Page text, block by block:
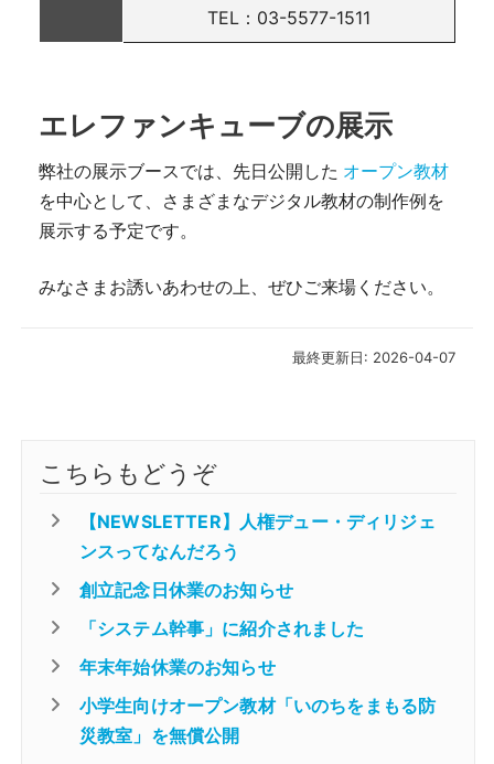
TEL：03-5577-1511
エレファンキューブの展示
弊社の展示ブースでは、先日公開した オープン教材
を中心として、さまざまなデジタル教材の制作例を
展示する予定です。
みなさまお誘いあわせの上、ぜひご来場ください。
最終更新日: 2026-04-07
こちらもどうぞ
【NEWSLETTER】人権デュー・ディリジェ
ンスってなんだろう
創立記念日休業のお知らせ
「システム幹事」に紹介されました
年末年始休業のお知らせ
小学生向けオープン教材「いのちをまもる防
災教室」を無償公開